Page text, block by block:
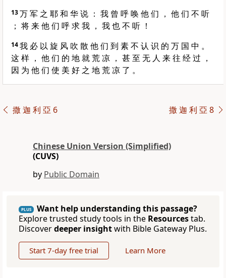
13万 军 之 耶 和 华 说 ： 我 曾 呼 唤 他 们 ， 他 们 不 听
； 将 来 他 们 呼 求 我 ， 我 也 不 听 ！
14我 必 以 旋 风 吹 散 他 们 到 素 不 认 识 的 万 国 中 。
这 样 ， 他 们 的 地 就 荒 凉 ， 甚 至 无 人 来 往 经 过 ，
因 为 他 们 使 美 好 之 地 荒 凉 了 。
撒 迦 利 亞 6 撒 迦 利 亞 8
Chinese Union Version (Simplified)
(CUVS)
by Public Domain
PLUS
Want help understanding this passage?
Explore trusted study tools in the Resourcestab.
Discoverdeeper insightwith Bible Gateway Plus.
Start 7-day free trial Learn More